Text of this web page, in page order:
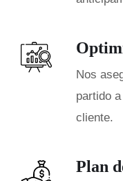
Nos
partido
cliente.
Plan